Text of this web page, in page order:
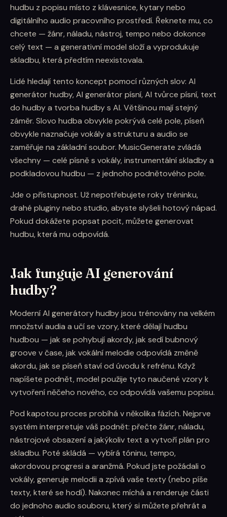
hudbu z popisu místo z klávesnice, kytary nebo
digitálního audio pracovního prostředí. Řeknete mu, co
chcete — žánr, náladu, nástroj, tempo nebo dokonce
celý text — a generativní model složí a vyprodukuje
skladbu, která předtím neexistovala.
Lidé hledají tento koncept pomocí různých slov: AI
generátor hudby, AI generátor písní, AI tvůrce písní, text
do hudby a tvorba hudby s AI. Většinou mají stejný
záměr. Slovo hudba obvykle pokrývá celé pole, píseň
obvykle naznačuje vokály a strukturu a audio se
zaměřuje na základní soubor. MusicGenerate zvládá
všechny — celé písně s vokály, instrumentální skladby a
podkladovou hudbu — z jednoho podnětového pole.
Jde o přístupnost. Už nepotřebujete roky tréninku,
drahé pluginy nebo studio, abyste slyšeli hotový nápad.
Pokud dokážete popsat pocit, můžete generovat
hudbu, která mu odpovídá.
Jak funguje AI generování
hudby?
Moderní AI generátory hudby jsou trénovány na velkém
množství audia a učí se vzory, které dělají hudbu
hudbou — jak se pohybují akordy, jak sedí bubnový
groove v čase, jak vokální melodie odpovídá změně
akordu, jak se píseň staví od úvodu k refrénu. Když
napíšete podnět, model použije tyto naučené vzory k
vytvoření něčeho nového, co odpovídá vašemu popisu.
Pod kapotou proces probíhá v několika fázích. Nejprve
systém interpretuje váš podnět: přečte žánr, náladu,
nástrojové obsazení a jakýkoliv text a vytvoří plán pro
skladbu. Poté skládá — vybírá tóninu, tempo,
akordovou progresi a aranžmá. Pokud jste požádali o
vokály, generuje melodii a zpívá vaše texty (nebo píše
texty, které se hodí). Nakonec míchá a renderuje části
do jednoho audio souboru, který si můžete přehrát a